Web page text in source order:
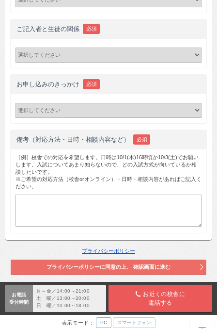
ご記入者と生徒の関係 必須
お申し込みのきっかけ 必須
備考（対応方法・日時・相談内容など） 必須
［例］校舎での対応を希望します。日時は10/1(木)16時頃か10/3(土)でお願い
します。入試についてあまり知らないので、どの入試方式が向いているか相
談したいです。
※ご希望の対応方法（校舎orオンライン）・日時・相談内容があればご記入く
ださい。
プライバシーポリシー
お電話
受付時間
月～金／14:00～21:00
土 曜／13:00～20:00
日 曜／10:00～18:00
お近くの校舎に
電話する
表示モード： PC スマートフォン